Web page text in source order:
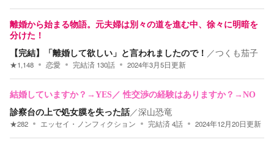
離婚から始まる物語。元夫婦は別々の道を進む中、徐々に明暗を
分けた！
【完結】「離婚して欲しい」と言われましたので！ ／つくも茄子
★1,148 恋愛 完結済 130話 2024年3月5日更新
結婚していますか？→YES／ 性交渉の経験はありますか？→NO
診察台の上で処女膜を失った話／深山恐竜
★282 エッセイ・ノンフィクション 完結済4話 2024年12月20日更新